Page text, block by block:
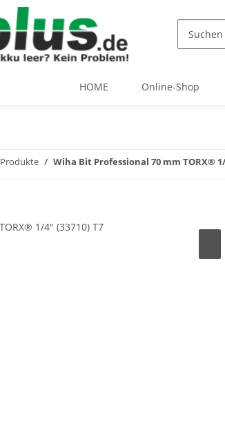
HOME Online-Shop
Wiha Bit Professional 70 mm TORX® 1/